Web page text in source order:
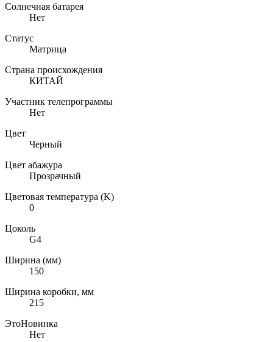
Солнечная батарея
Нет
Статус
Матрица
Страна происхождения
КИТАЙ
Участник телепрограммы
Нет
Цвет
Черный
Цвет абажура
Прозрачный
Цветовая температура (K)
0
Цоколь
G4
Ширина (мм)
150
Ширина коробки, мм
215
ЭтоНовинка
Нет